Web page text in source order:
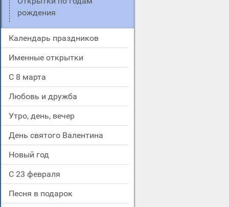
рождения
Календарь праздников
Именные открытки
С 8 марта
Любовь и дружба
Утро, день, вечер
День святого Валентина
Новый год
С 23 февраля
Песня в подарок